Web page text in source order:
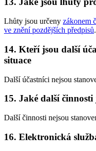
Lhůty jsou určeny zákonem
ve znění pozdějších předpisů.
14. Kteří jsou další
situace
Další účastníci nejsou
15. Jaké další
Další činnosti nejsou
16. Elektronická